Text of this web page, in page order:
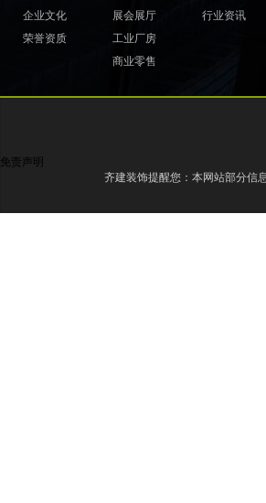
企业文化
荣誉资质
展会展厅
工业厂房
商业零售
行业资讯
免责声明
齐建装饰提醒您：本网站部分信